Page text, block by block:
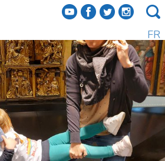
f a b e
FR